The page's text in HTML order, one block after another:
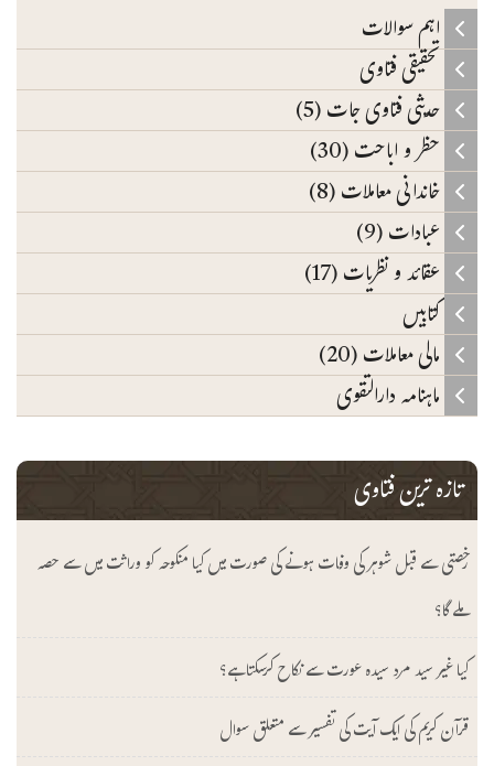
اہم سوالات
تحقیقی فتاوی
حدیثی فتاوی جات (5)
حظر و اباحت (30)
خاندانی معاملات (8)
عبادات (9)
عقائد و نظریات (17)
کتابیں
مالی معاملات (20)
ماہنامہ دارالتقوی
تازہ ترین فتاوی
رخصتی سے قبل شوہر کی وفات ہونے کی صورت میں کیا منکوحہ کو وراثت میں سے حصہ
ملے گا؟
کیا غیر سید مرد سیدہ عورت سے نکاح کرسکتا ہے؟
قرآن کریم کی ایک آیت کی تفسیر سے متعلق سوال